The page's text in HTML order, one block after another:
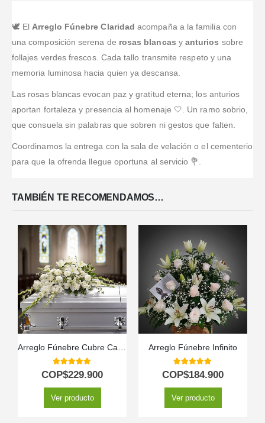
🕊️ El Arreglo Fúnebre Claridad acompaña a la familia con
una composición serena de rosas blancas y anturios sobre
follajes verdes frescos. Cada tallo transmite respeto y una
memoria luminosa hacia quien ya descansa.
Las rosas blancas evocan paz y gratitud eterna; los anturios
aportan fortaleza y presencia al homenaje 🤍. Un ramo sobrio,
que consuela sin palabras que sobren ni gestos que falten.
Coordinamos la entrega con la sala de velación o el cementerio
para que la ofrenda llegue oportuna al servicio 💐.
TAMBIÉN TE RECOMENDAMOS…
Arreglo Fúnebre Cubre Caja Asunción
5.00out of 5
COP$229.900
Ver producto
Arreglo Fúnebre Infinito
5.00out of 5
COP$184.900
Ver producto